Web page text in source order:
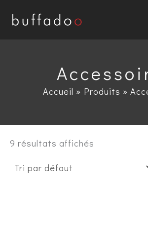
Accueil Produits
9 résultats affichés